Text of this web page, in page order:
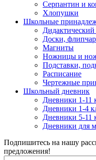
Серпантин и
Хлопушки
Школьные
Дидактический
Доски,
Магниты
Ножницы и
Подставки,
Расписание
Чертежные
Школьный дневник
Дневники 1-11
Дневники 1-4
Дневники 5-11
Дневники для
Подпишитесь на нашу
предложения!